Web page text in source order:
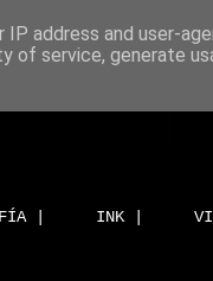
| INK |
address and user-
of service, generate